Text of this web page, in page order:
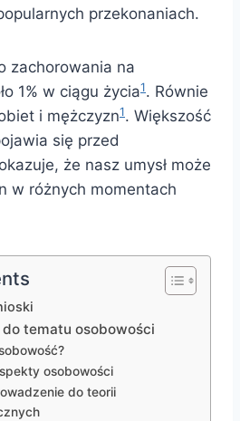
przekonaniach.
zachorowania na
1% w ciągu życia1. Równie
i mężczyzn1. Większość
się przed
że nasz umysł może
w różnych momentach
tematu osobowości
osobowości
do teorii